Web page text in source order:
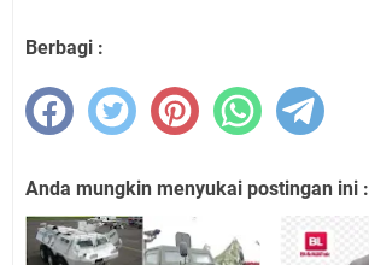
Berbagi :
Anda mungkin menyukai postingan ini :